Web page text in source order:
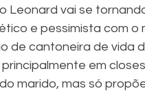
Leonard vai se
e pessimista com o
de cantoneira de vida
principalmente em
marido, mas só